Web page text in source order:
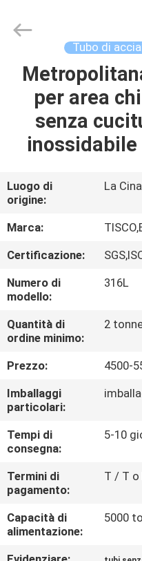
CASA
PRODOTTI
NOI
GIRO
DELLA
FABBRICA
CONTROLLO
DI
QUALITÀ
CONTATTICI
NOTIZIE
CASI
STEEL
INDUSTRIAL
Reserved.
Tubo di
per area
senza
inossidabile
Luogo di
origine:
La Cina
Marca:
Certificazione:
Numero di
modello:
316L
Quantità di
ordine minimo:
2
Prezzo:
4500-
Imballaggi
particolari:
Tempi di
consegna:
5-10
Termini di
pagamento:
T / T o
Capacità di
alimentazione:
5000